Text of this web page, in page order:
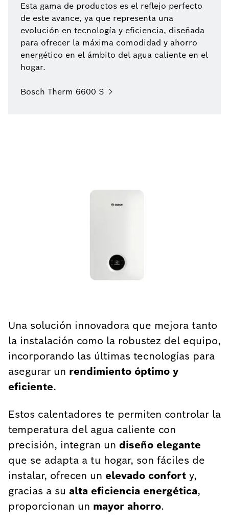
Esta gama de productos es el reflejo perfecto
de este avance, ya que representa una
evolución en tecnología y eficiencia, diseñada
para ofrecer la máxima comodidad y ahorro
energético en el ámbito del agua caliente en el
hogar.
Bosch Therm 6600 S
Una solución innovadora que mejora tanto
la instalación como la robustez del equipo,
incorporando las últimas tecnologías para
asegurar un rendimiento óptimo y
eficiente. ​
Estos calentadores te permiten controlar la
temperatura del agua caliente con
precisión, integran un diseño elegante
que se adapta a tu hogar, son fáciles de
instalar, ofrecen un elevado confort y,
gracias a su alta eficiencia energética,
proporcionan un mayor ahorro.